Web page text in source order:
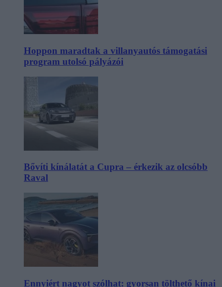
Hoppon maradtak a villanyautós támogatási
program utolsó pályázói
Bővíti kínálatát a Cupra – érkezik az olcsóbb
Raval
Ennyiért nagyot szólhat: gyorsan tölthető kínai